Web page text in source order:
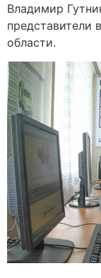
Владимир
представители
области.